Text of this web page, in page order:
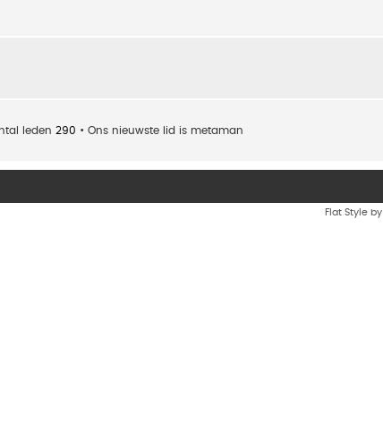
leden 290 • Ons nieuwste lid is metaman
Flat Style by